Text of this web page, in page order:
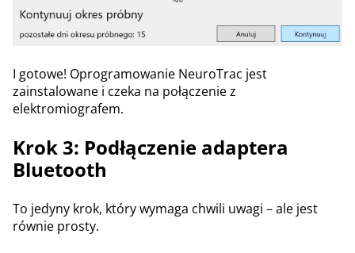
I gotowe! Oprogramowanie NeuroTrac jest
zainstalowane i czeka na połączenie z
elektromiografem.
Krok 3: Podłączenie adaptera
Bluetooth
To jedyny krok, który wymaga chwili uwagi – ale jest
równie prosty.